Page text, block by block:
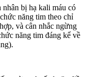
nhân bị hạ kali máu có
năng tim theo chỉ
và cân nhắc ngừng
năng tim đáng kể về